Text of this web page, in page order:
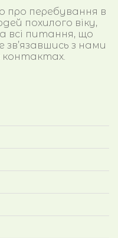
про перебування в
похилого віку,
всі питання, що
з нами
контактах.